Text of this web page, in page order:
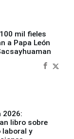
mil fieles
a Papa León
2026:
libro sobre
laboral y